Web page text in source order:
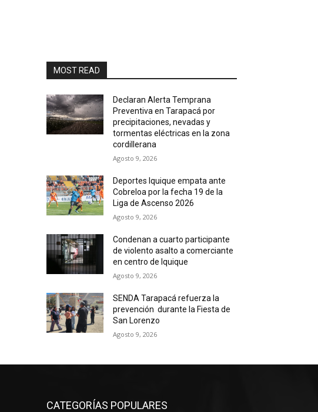
MOST READ
Declaran Alerta Temprana
Preventiva en Tarapacá por
precipitaciones, nevadas y
tormentas eléctricas en la zona
cordillerana
Agosto 9, 2026
Deportes Iquique empata ante
Cobreloa por la fecha 19 de la
Liga de Ascenso 2026
Agosto 9, 2026
Condenan a cuarto participante
de violento asalto a comerciante
en centro de Iquique
Agosto 9, 2026
SENDA Tarapacá refuerza la
prevención durante la Fiesta de
San Lorenzo
Agosto 9, 2026
CATEGORÍAS POPULARES